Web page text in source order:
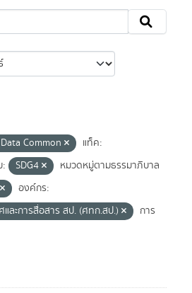
Common
แท็ค:
: SDG4
หมวดหมู่ตามธรรมาภิบาล
องค์กร:
และการสื่อสาร สป. (ศทก.สป.)
การ